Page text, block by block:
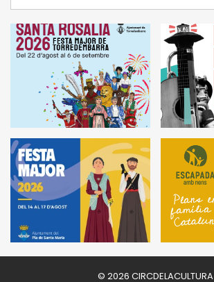
© 2026 CIRCDELACULTURA